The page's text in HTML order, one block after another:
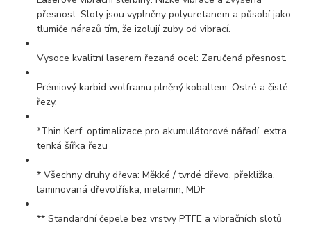
přesnost. Sloty jsou vyplněny polyuretanem a působí jako
tlumiče nárazů tím, že izolují zuby od vibrací.
Vysoce kvalitní laserem řezaná ocel: Zaručená přesnost.
Prémiový karbid wolframu plněný kobaltem: Ostré a čisté
řezy.
*Thin Kerf: optimalizace pro akumulátorové nářadí, extra
tenká šířka řezu
* Všechny druhy dřeva: Měkké / tvrdé dřevo, překližka,
laminovaná dřevotříska, melamin, MDF
** Standardní čepele bez vrstvy PTFE a vibračních slotů